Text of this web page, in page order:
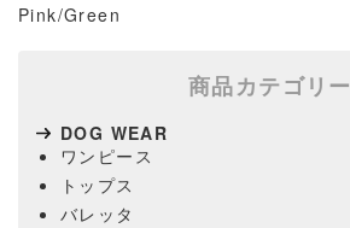
Pink/Green
商品カテゴリー
DOG WEAR
ワンピース
トップス
バレッタ